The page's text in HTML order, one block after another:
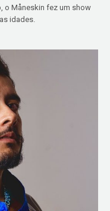
o Måneskin fez um show
idades.